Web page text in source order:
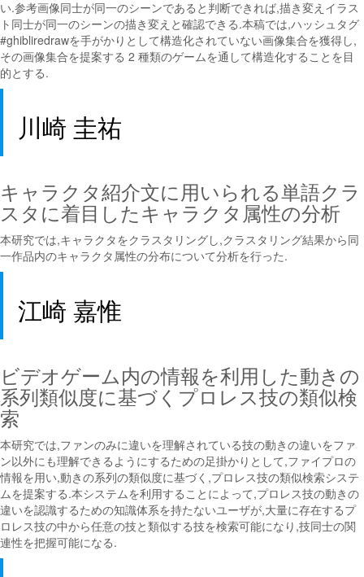
い.参考画像同士が同一のシーンであると判断できれば,描き変えイラス
ト同士が同一のシーンの描き変えと確認できる.本稿では,ハッシュタグ
#ghibliredrawを手がかりとして構造化されていない画像集合を獲得し,
その画像集合を提案する 2 種類のゲームを通して構造化することを目
的とする.
川崎 圭祐
キャラクタ紹介文に用いられる単語クラ
スタに着目したキャラクタ属性の分析
本研究では,キャラクタをクラスタリングし,クラスタリング結果から同
一作品内のキャラクタ属性の分布について分析を行った.
江崎 嘉惟
ビデオゲーム内の情報を利用した動きの
系列類似度に基づくプロレス技の類似検
索
本研究では,ファンのみに違いを理解されている技の動きの違いをファ
ン以外にも理解できるようにするための足掛かりとして,ファイプロの
情報を用い,動きの系列の類似度に基づく,プロレス技の類似検索システ
ムを提案する.本システムを利用することによって,プロレス技の動きの
違いを認識するための知識体系を持たないユーザが,大量に存在するプ
ロレス技の中から任意の技と類似する技を検索可能になり,技同士の関
連性を把握可能になる.